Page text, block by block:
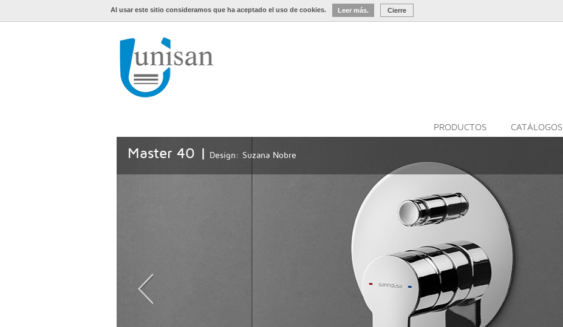
Al usar este sitio consideramos que ha aceptado el uso de cookies. Leer más. Cierre
PRODUCTOS CATÁLOGOS
Master 40 | Design: Suzana Nobre